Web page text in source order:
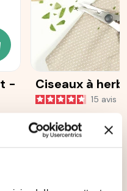
-
AU PANIER
Ciseaux à
15 avis
19,90 €